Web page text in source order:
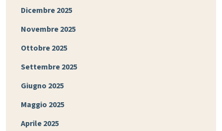
Dicembre 2025
Novembre 2025
Ottobre 2025
Settembre 2025
Giugno 2025
Maggio 2025
Aprile 2025